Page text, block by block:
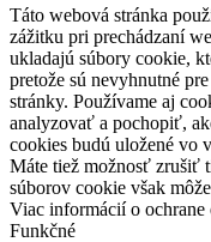
Táto webová stránka
zážitku pri prechádzaní
ukladajú súbory cookie,
pretože sú nevyhnutné
stránky. Používame aj
analyzovať a pochopiť,
cookies budú uložené vo
Máte tiež možnosť zrušiť
súborov cookie však
Viac informácií o ochrane
Funkčné